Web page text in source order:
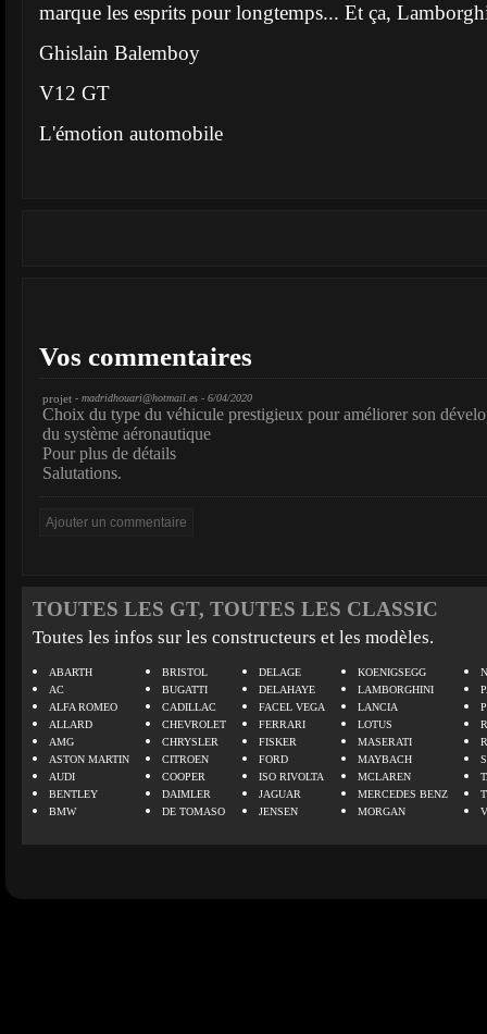
marque les esprits pour longtemps... Et ça,
Ghislain Balemboy
V12 GT
L'émotion automobile
Vos commentaires
projet - madridhouari@hotmail.es - 6/04/2020
Choix du type du véhicule prestigieux pour améliorer son
du système aéronautique
Pour plus de détails
Salutations.
TOUTES LES GT, TOUTES LES CLASSIC
Toutes les infos sur les constructeurs et les modèles.
ABARTH
AC
ALFA ROMEO
ALLARD
AMG
ASTON MARTIN
AUDI
BENTLEY
BMW
BRISTOL
BUGATTI
CADILLAC
CHEVROLET
CHRYSLER
CITROEN
COOPER
DAIMLER
DE TOMASO
DELAGE
DELAHAYE
FACEL VEGA
FERRARI
FISKER
FORD
ISO RIVOLTA
JAGUAR
JENSEN
KOENIGSEGG
LAMBORGHINI
LANCIA
LOTUS
MASERATI
MAYBACH
MCLAREN
MERCEDES BENZ
MORGAN